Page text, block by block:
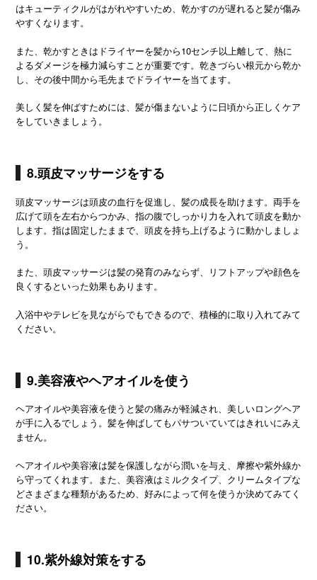
はキューティクルがはがれやすいため、乾かすのが遅れると髪が傷み
やすくなります。
また、乾かすときはドライヤーを髪から10センチ以上離して、熱に
よるダメージを極力減らすことが重要です。乾きづらい根元から乾か
し、その後中間から毛先までドライヤーを当てます。
美しく髪を伸ばすためには、髪が傷まないように日頃から正しくケア
をしていきましょう。
8.頭皮マッサージをする
頭皮マッサージは頭皮の血行を促進し、髪の成長を助けます。両手を
広げて頭を左右からつかみ、指の腹でしっかり力を入れて頭皮を動か
します。指は固定したままで、頭皮を持ち上げるように動かしましょ
う。
また、頭皮マッサージは髪の発育のみならず、リフトアップや顔色を
良くするといった効果もあります。
入浴中やテレビを見ながらでもできるので、積極的に取り入れてみて
ください。
9.美容液やヘアオイルを使う
ヘアオイルや美容液を使うと髪の痛みが軽減され、美しいロングヘア
が手に入るでしょう。髪を伸ばしてもパサついていてはきれいにみえ
ません。
ヘアオイルや美容液は髪を保護しながら潤いを与え、摩擦や紫外線か
ら守ってくれます。また、美容液はミルクタイプ、クリームタイプな
どさまざまな種類があるため、好みによって何を使うか決めてみてく
ださい。
10.紫外線対策をする